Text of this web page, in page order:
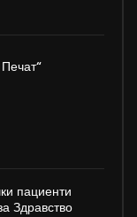
пациенти
Здравство